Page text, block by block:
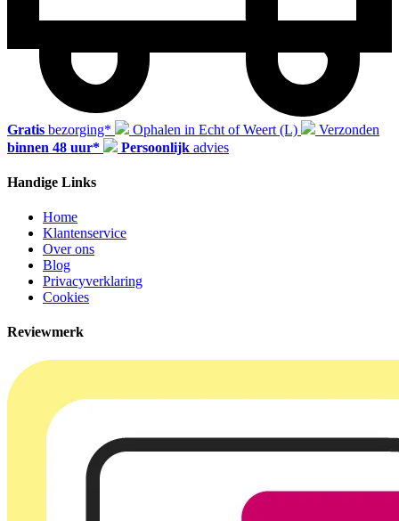
Gratis bezorging* Ophalen in Echt of Weert (L)
Verzonden
binnen 48 uur*
Persoonlijk advies
Handige Links
Home
Klantenservice
Over ons
Blog
Privacyverklaring
Cookies
Reviewmerk